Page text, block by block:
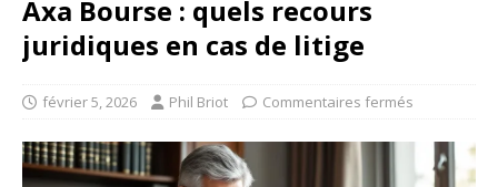
Axa Bourse : quels recours
juridiques en cas de litige
février 5, 2026 Phil Briot Commentaires fermés